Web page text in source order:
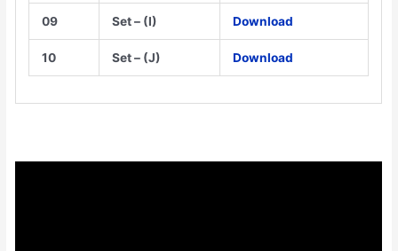
09 Set – (I) Download
10 Set – (J) Download